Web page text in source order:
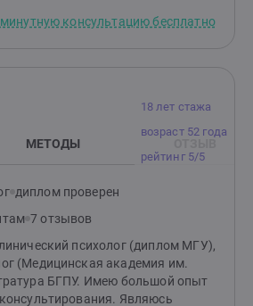
консультацию бесплатно
18 лет стажа
возраст 52 года
рейтинг 5/5
МЕТОДЫ
диплом проверен
7 отзывов
психолог (диплом МГУ),
(Медицинская академия им.
БГПУ. Имею большой опыт
Являюсь